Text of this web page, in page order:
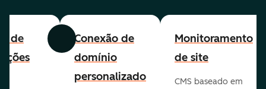
Anterior Avançar
de
Conexão de
domínio
personalizado
Monitoramento
de site
CMS baseado em